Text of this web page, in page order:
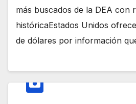
más buscados de la DEA con
históricaEstados Unidos
de dólares por información